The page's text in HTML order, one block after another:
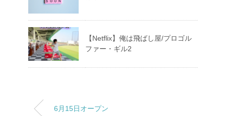
【Netflix】俺は飛ばし屋/プロゴル
ファー・ギル2
6月15日オープン